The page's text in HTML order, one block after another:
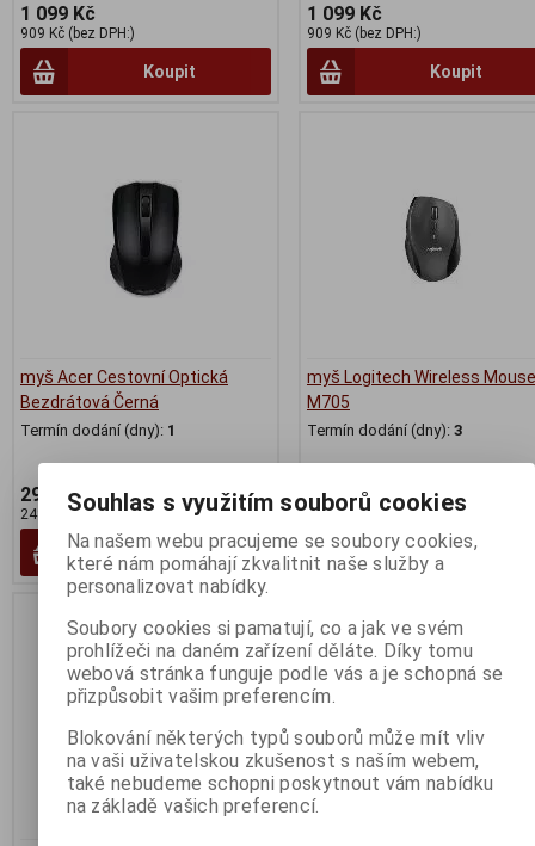
1 099 Kč
909 Kč (bez DPH:)
Koupit
1 099 Kč
909 Kč (bez DPH:)
Koupit
myš Acer Cestovní Optická
Bezdrátová Černá
Termín dodání (dny): 1
299 Kč
248 Kč (bez DPH:)
Koupit
myš Logitech Wireless Mouse
M705
Termín dodání (dny): 3
899 Kč
743 Kč (bez DPH:)
Koupit
Souhlas s využitím souborů cookies
Na našem webu pracujeme se soubory cookies,
které nám pomáhají zkvalitnit naše služby a
personalizovat nabídky.
Soubory cookies si pamatují, co a jak ve svém
prohlížeči na daném zařízení děláte. Díky tomu
webová stránka funguje podle vás a je schopná se
přizpůsobit vašim preferencím.
Blokování některých typů souborů může mít vliv
na vaši uživatelskou zkušenost s naším webem,
také nebudeme schopni poskytnout vám nabídku
na základě vašich preferencí.